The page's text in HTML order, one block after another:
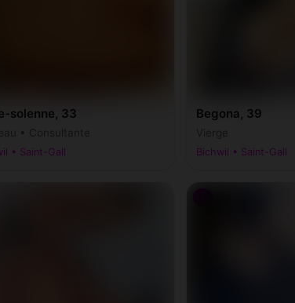
solenne, 33
• Saint-Gall
Begona, 39
Bichwil • Saint-Gall